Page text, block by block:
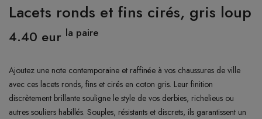
Lacets ronds et fins cirés, gris loup
4.40 eur la paire
Ajoutez une note contemporaine et raffinée à vos chaussures de ville
avec ces lacets ronds, fins et cirés en coton gris. Leur finition
discrètement brillante souligne le style de vos derbies, richelieus ou
autres souliers habillés. Souples, résistants et discrets, ils garantissent un